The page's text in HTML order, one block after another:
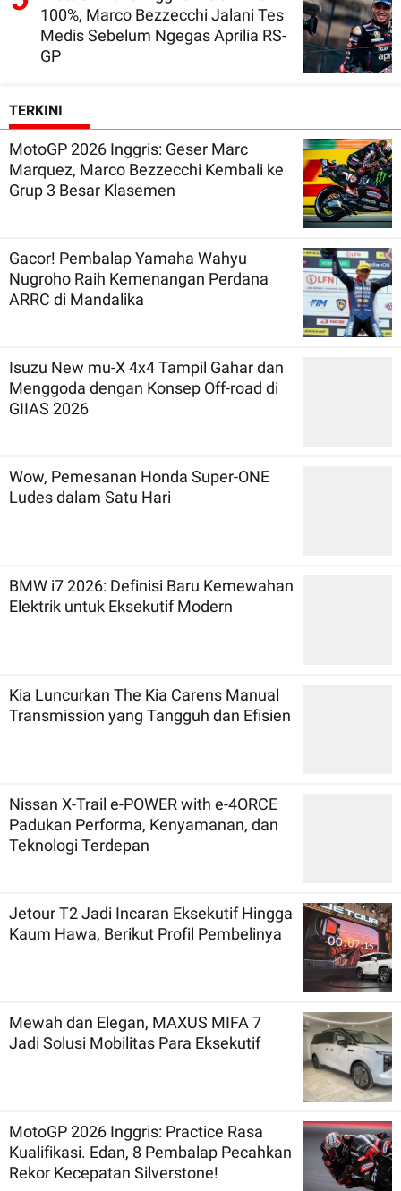
100%, Marco Bezzecchi Jalani Tes
Medis Sebelum Ngegas Aprilia RS-
GP
TERKINI
MotoGP 2026 Inggris: Geser Marc
Marquez, Marco Bezzecchi Kembali ke
Grup 3 Besar Klasemen
Gacor! Pembalap Yamaha Wahyu
Nugroho Raih Kemenangan Perdana
ARRC di Mandalika
Isuzu New mu-X 4x4 Tampil Gahar dan
Menggoda dengan Konsep Off-road di
GIIAS 2026
Wow, Pemesanan Honda Super-ONE
Ludes dalam Satu Hari
BMW i7 2026: Definisi Baru Kemewahan
Elektrik untuk Eksekutif Modern
Kia Luncurkan The Kia Carens Manual
Transmission yang Tangguh dan Efisien
Nissan X-Trail e-POWER with e-4ORCE
Padukan Performa, Kenyamanan, dan
Teknologi Terdepan
Jetour T2 Jadi Incaran Eksekutif Hingga
Kaum Hawa, Berikut Profil Pembelinya
Mewah dan Elegan, MAXUS MIFA 7
Jadi Solusi Mobilitas Para Eksekutif
MotoGP 2026 Inggris: Practice Rasa
Kualifikasi. Edan, 8 Pembalap Pecahkan
Rekor Kecepatan Silverstone!